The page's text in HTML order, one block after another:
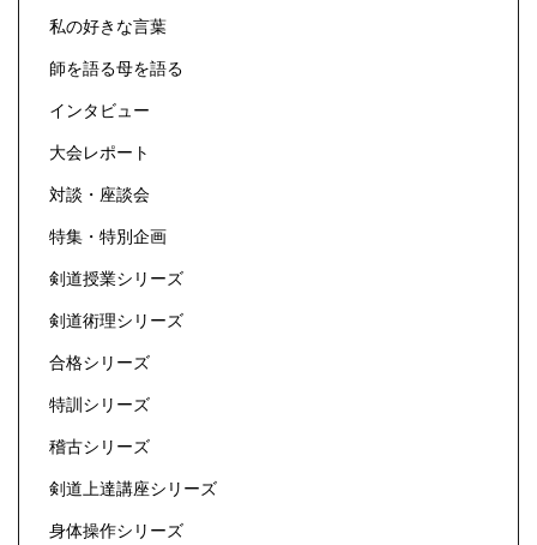
私の好きな言葉
師を語る母を語る
インタビュー
大会レポート
対談・座談会
特集・特別企画
剣道授業シリーズ
剣道術理シリーズ
合格シリーズ
特訓シリーズ
稽古シリーズ
剣道上達講座シリーズ
身体操作シリーズ